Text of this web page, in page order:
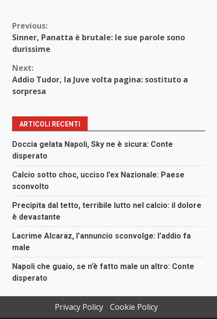
Continue
Reading
Previous:
Sinner, Panatta è brutale: le sue parole sono
durissime
Next:
Addio Tudor, la Juve volta pagina: sostituto a
sorpresa
ARTICOLI RECENTI
Doccia gelata Napoli, Sky ne è sicura: Conte
disperato
Calcio sotto choc, ucciso l’ex Nazionale: Paese
sconvolto
Precipita dal tetto, terribile lutto nel calcio: il dolore
è devastante
Lacrime Alcaraz, l’annuncio sconvolge: l’addio fa
male
Napoli che guaio, se n’è fatto male un altro: Conte
disperato
Privacy Policy Cookie Policy